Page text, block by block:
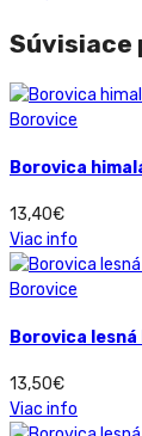
Borovice
Borovica
13,40€
Viac info
Borovice
Borovica
13,50€
Viac info